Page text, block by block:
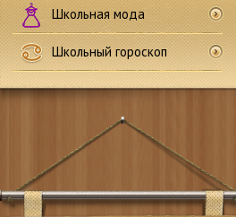
Школьная мода
Школьный гороскоп